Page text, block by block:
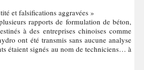
et falsifications aggravées »
rapports de formulation de béton,
à des entreprises chinoises comme
ont été transmis sans aucune analyse
étaient signés au nom de techniciens… à